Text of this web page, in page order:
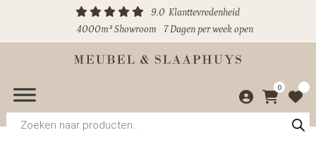
9.0 Klanttevredenheid
4000m² Showroom
7 Dagen per week open
0
Producten
zoeken